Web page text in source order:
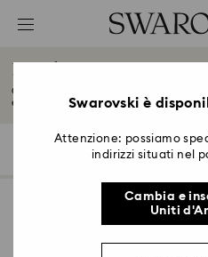
Accesskeys list
2 - Footer
4 - Search results
Regali per neo
Celebra i momenti preziosi con la
e...
Leggi tuttoSwarovski è
Attenzione: possiamo
indirizzi situati nel
Cambia e
Uniti